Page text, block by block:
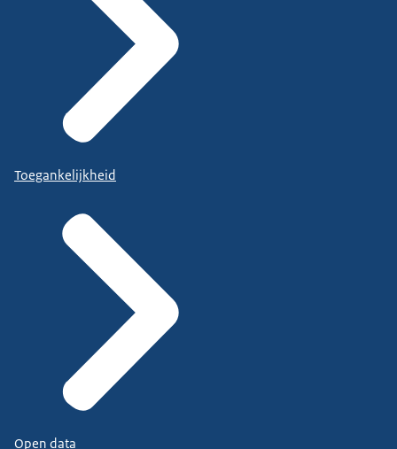
Toegankelijkheid
Open data